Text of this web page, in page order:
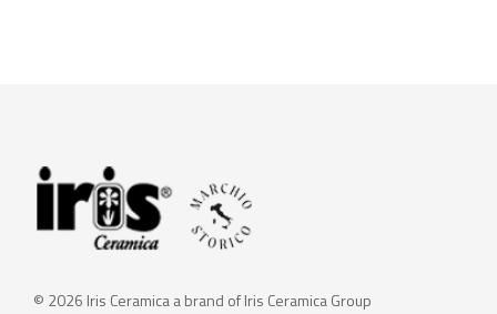
© 2026 Iris Ceramica a brand of Iris Ceramica Group